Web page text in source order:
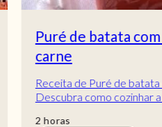
Puré de batata
carne
Receita de Puré de batata
Descubra como cozinhar
2horas
horas